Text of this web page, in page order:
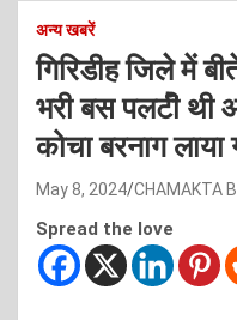
अन्य खबरें
गिरिडीह जिले में
भरी बस पलटीॆ थी
कोचा बरनाग लाया
May 8, 2024 CHAMAKTA
Spread the love